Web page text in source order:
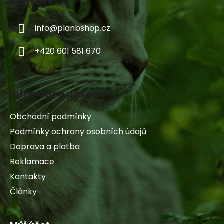
info@planbshop.cz
+420 601 581 670
Informace pro vás
Obchodní podmínky
Podmínky ochrany osobních údajů
Doprava a platba
Reklamace
Kontakty
Články